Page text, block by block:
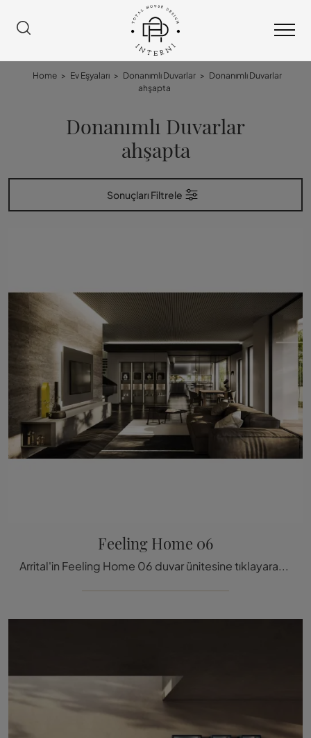
Home > Ev Eşyaları > Donanımlı Duvarlar > Donanımlı Duvarlar
ahşapta
Donanımlı Duvarlar
ahşapta
Sonuçları Filtrele
Feeling Home 06
Arrital'in Feeling Home 06 duvar ünitesine tıklayarak daha fazla bilgi edinin: Modern çizgilere sahip bu çözüm tam size göre.